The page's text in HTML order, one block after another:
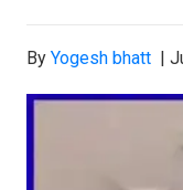
By Yogesh bhatt |